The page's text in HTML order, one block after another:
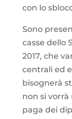
con lo
Sono
casse dello
2017, che
centrali ed
bisognerà
non si
paga dei